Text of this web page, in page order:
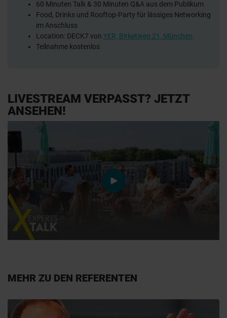
60 Minuten Talk & 30 Minuten Q&A aus dem Publikum
Food, Drinks und Rooftop-Party für lässiges Networking
im Anschluss
Location: DECK7 von YER, Birketweg 21, München
Teilnahme kostenlos
LIVESTREAM VERPASST? JETZT
ANSEHEN!
video.play
MEHR ZU DEN REFERENTEN